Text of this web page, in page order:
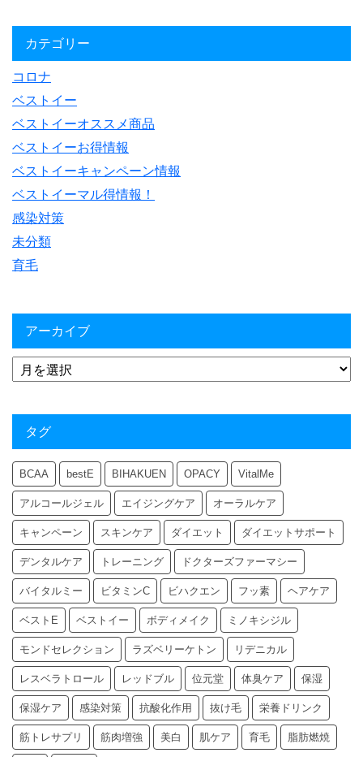
カテゴリー
コロナ
ベストイー
ベストイーオススメ商品
ベストイーお得情報
ベストイーキャンペーン情報
ベストイーマル得情報！
感染対策
未分類
育毛
アーカイブ
タグ
BCAA bestE BIHAKUEN OPACY VitalMe
アルコールジェル エイジングケア オーラルケア
キャンペーン スキンケア ダイエット ダイエットサポート
デンタルケア トレーニング ドクターズファーマシー
バイタルミー ビタミンC ビハクエン フッ素 ヘアケア
ベストE ベストイー ボディメイク ミノキシジル
モンドセレクション ラズベリーケトン リデニカル
レスベラトロール レッドブル 位元堂 体臭ケア 保湿
保湿ケア 感染対策 抗酸化作用 抜け毛 栄養ドリンク
筋トレサプリ 筋肉増強 美白 肌ケア 育毛 脂肪燃焼